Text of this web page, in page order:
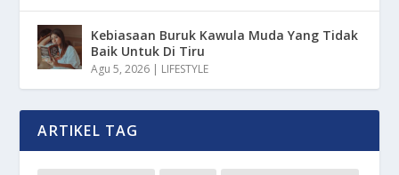
Kebiasaan Buruk Kawula Muda Yang Tidak
Baik Untuk Di Tiru
Agu 5, 2026 | LIFESTYLE
ARTIKEL TAG